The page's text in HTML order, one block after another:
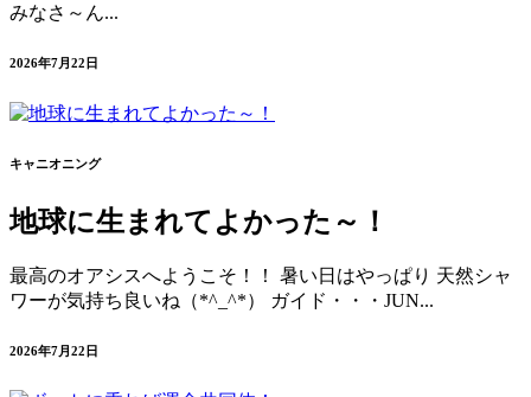
みなさ～ん...
2026年7月22日
キャニオニング
地球に生まれてよかった～！
最高のオアシスへようこそ！！ 暑い日はやっぱり 天然シャ
ワーが気持ち良いね（*^_^*） ガイド・・・JUN...
2026年7月22日